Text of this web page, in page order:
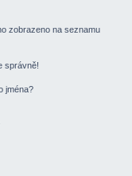
zobrazeno na seznamu
správně!
jména?